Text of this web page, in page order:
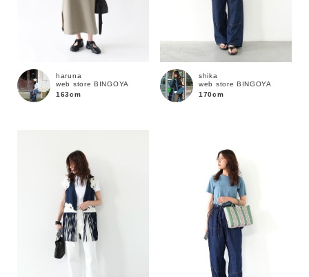
haruna
web store BINGOYA
163cm
shika
web store BINGOYA
170cm